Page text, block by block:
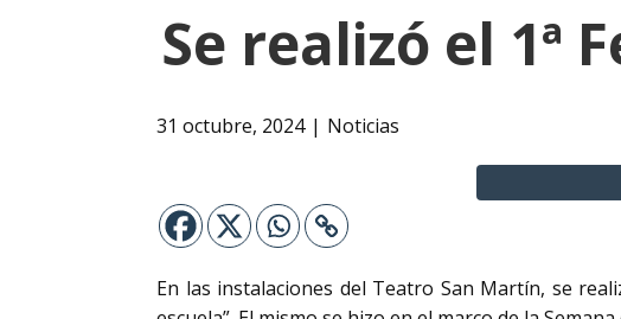
Se realizó el 1ª
31 octubre, 2024 Noticias
En las instalaciones del Teatro San Martín, se